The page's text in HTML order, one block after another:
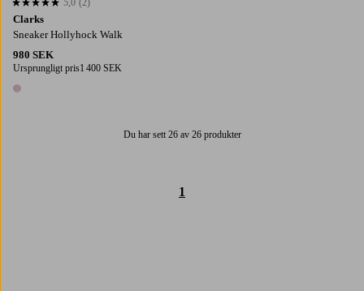
Clarks
Sneaker Hollyhock Walk
980 SEK
Ursprungligt pris1 400 SEK
1 färg
5,0 baserat på 2 st betyg
5,0 (2)
Du har sett 26 av 26 produkter
1